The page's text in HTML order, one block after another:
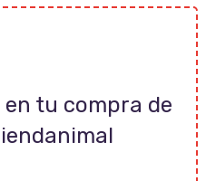
en tu compra de